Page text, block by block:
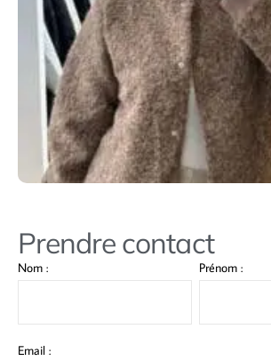
Prendre contact
Nom : Prénom :
Email :